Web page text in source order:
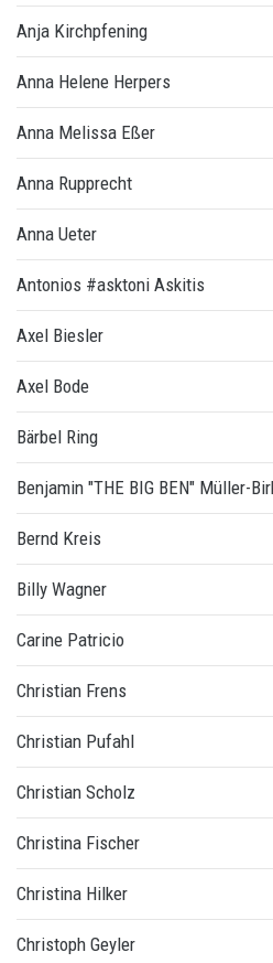
Anja Kirchpfening
Anna Helene Herpers
Anna Melissa Eßer
Anna Rupprecht
Anna Ueter
Antonios #asktoni Askitis
Axel Biesler
Axel Bode
Bärbel Ring
Benjamin "THE BIG BEN" Müller-
Bernd Kreis
Billy Wagner
Carine Patricio
Christian Frens
Christian Pufahl
Christian Scholz
Christina Fischer
Christina Hilker
Christoph Geyler